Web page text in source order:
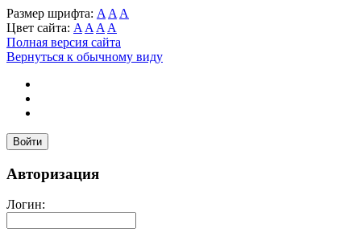
Размер шрифта: A A A
Цвет сайта: A A A A
Полная версия сайта
Вернуться к обычному виду
Войти
Авторизация
Логин: